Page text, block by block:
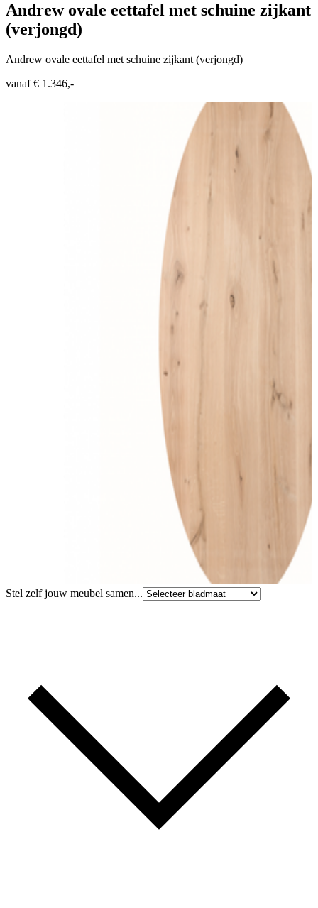
Andrew ovale eettafel met schuine zijkant
(verjongd)
Andrew ovale eettafel met schuine zijkant (verjongd)
vanaf € 1.346,-
Stel zelf jouw meubel samen...